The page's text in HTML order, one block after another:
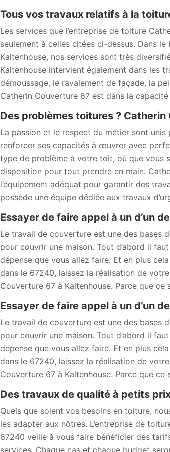
Tous vos travaux relatifs à la
Les services que l’entreprise de toiture
seulement à celles citées ci-dessus. Dans
Kaltenhouse, nos services sont très
Kaltenhouse intervient également dans les
démoussage, le ravalement de façade, la
Catherin Couverture 67 est dans la
Des problèmes toitures ?
La passion et le respect du métier sont unis
renforcer ses capacités à œuvrer avec
type de problème à votre toit, où que vous
disposition pour tout prendre en main.
l’équipement adéquat pour garantir des
possède une équipe dédiée aux travaux
Essayer de faire appel à un d’un
Le travail de couverture est une des bases
pour couvrir une maison. Tout d’abord il
dépense que vous allez faire. Et en plus
dans le 67240, laissez la réalisation de
Couverture 67 à Kaltenhouse. Parce que
Essayer de faire appel à un d’un
Le travail de couverture est une des bases
pour couvrir une maison. Tout d’abord il
dépense que vous allez faire. Et en plus
dans le 67240, laissez la réalisation de
Couverture 67 à Kaltenhouse. Parce que
Des travaux de qualité à petits
Quels que soient vos besoins en toiture,
les adapter aux nôtres. L’entreprise de
67240 veille à vous faire bénéficier des
services. Chaque cas et chaque budget